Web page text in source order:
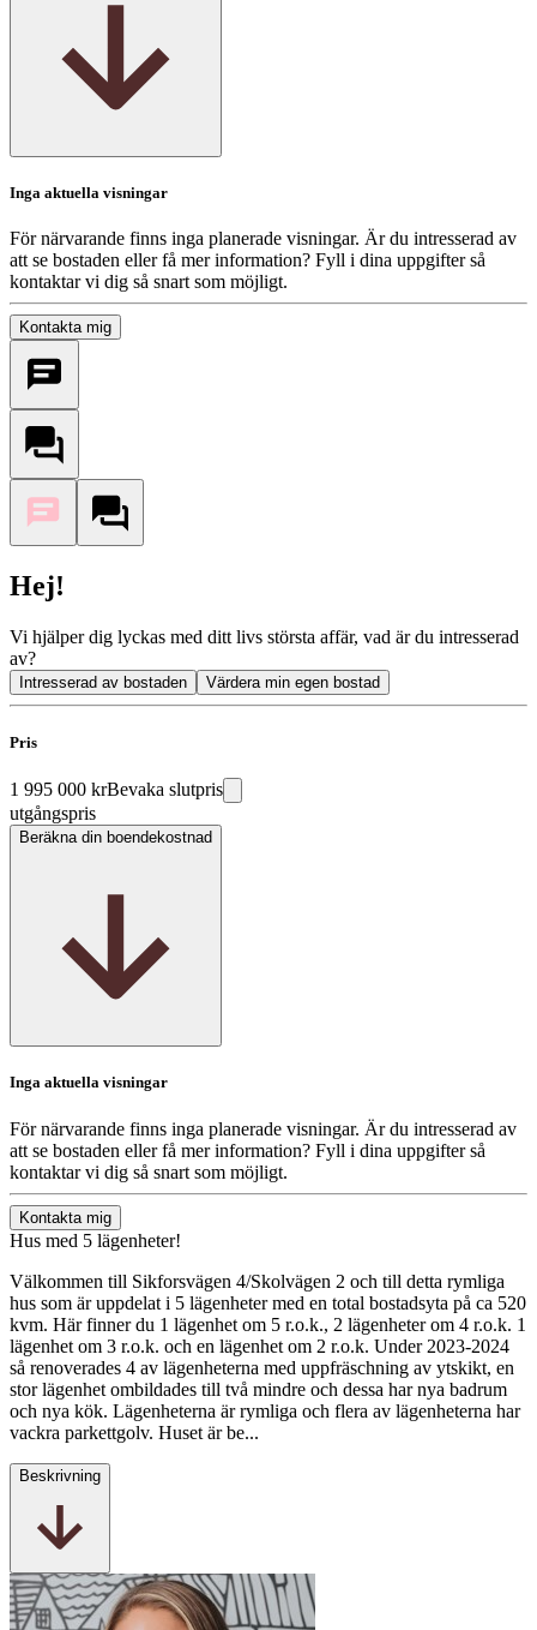
Inga aktuella visningar
För närvarande finns inga planerade visningar. Är du intresserad av
att se bostaden eller få mer information? Fyll i dina uppgifter så
kontaktar vi dig så snart som möjligt.
Kontakta mig
Hej!
Vi hjälper dig lyckas med ditt livs största affär, vad är du intresserad
av?
Intresserad av bostaden Värdera min egen bostad
Pris
1 995 000 krBevaka slutpris
utgångspris
Beräkna din boendekostnad
Inga aktuella visningar
För närvarande finns inga planerade visningar. Är du intresserad av
att se bostaden eller få mer information? Fyll i dina uppgifter så
kontaktar vi dig så snart som möjligt.
Kontakta mig
Hus med 5 lägenheter!
Välkommen till Sikforsvägen 4/Skolvägen 2 och till detta rymliga
hus som är uppdelat i 5 lägenheter med en total bostadsyta på ca 520
kvm. Här finner du 1 lägenhet om 5 r.o.k., 2 lägenheter om 4 r.o.k. 1
lägenhet om 3 r.o.k. och en lägenhet om 2 r.o.k. Under 2023-2024
så renoverades 4 av lägenheterna med uppfräschning av ytskikt, en
stor lägenhet ombildades till två mindre och dessa har nya badrum
och nya kök. Lägenheterna är rymliga och flera av lägenheterna har
vackra parkettgolv. Huset är be...
Beskrivning